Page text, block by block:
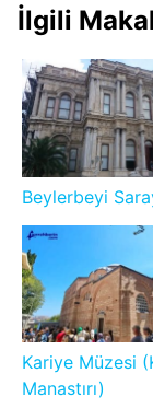
İlgili
Beylerbeyi
Kariye Müzesi
Manastırı)